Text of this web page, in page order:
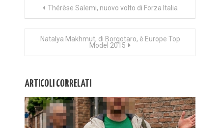
Navigazione
articoli
Thérèse Salemi, nuovo volto di Forza Italia
Natalya Makhmut, di Borgotaro, è Europe Top
Model 2015
ARTICOLI CORRELATI